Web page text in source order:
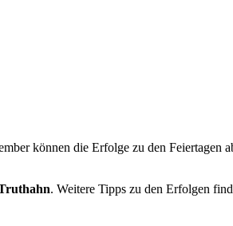
können die Erfolge zu den Feiertagen
. Weitere Tipps zu den Erfolgen